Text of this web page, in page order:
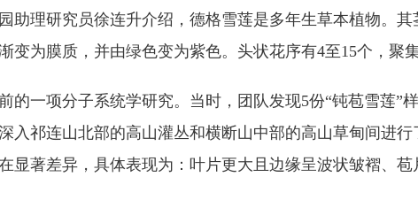
理研究员徐连升介绍，德格雪莲是多年生草本植物。其
变为膜质，并由绿色变为紫色。头状花序有4至15个，聚
一项分子系统学研究。当时，团队发现5份“钝苞雪莲”样
入祁连山北部的高山灌丛和横断山中部的高山草甸间进
显著差异，具体表现为：叶片更大且边缘呈波状皱褶、苞